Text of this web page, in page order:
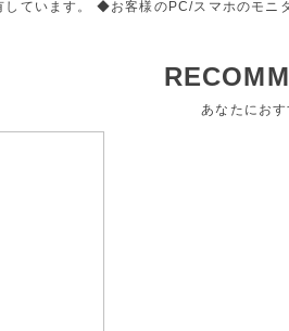
しています。 ◆お客様のPC/スマホのモ
あなたにお